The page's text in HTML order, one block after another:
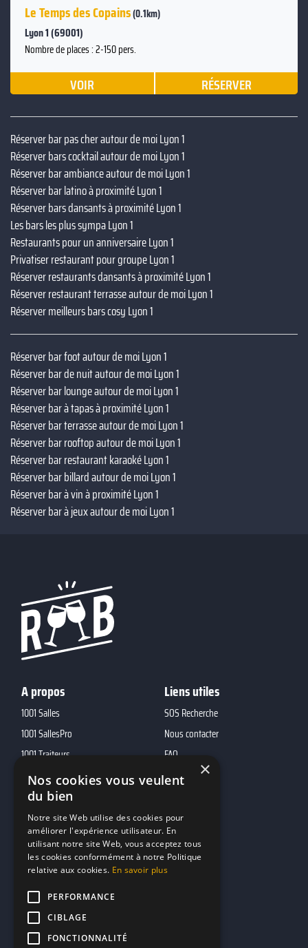
Le Temps des Copains(0.1km)
Lyon 1 (69001)
Nombre de places : 2-150 pers.
VOIR RÉSERVER
Réserver bar pas cher autour de moi Lyon 1
Réserver bars cocktail autour de moi Lyon 1
Réserver bar ambiance autour de moi Lyon 1
Réserver bar latino à proximité Lyon 1
Réserver bars dansants à proximité Lyon 1
Les bars les plus sympa Lyon 1
Restaurants pour un anniversaire Lyon 1
Privatiser restaurant pour groupe Lyon 1
Réserver restaurants dansants à proximité Lyon 1
Réserver restaurant terrasse autour de moi Lyon 1
Réserver meilleurs bars cosy Lyon 1
Réserver bar foot autour de moi Lyon 1
Réserver bar de nuit autour de moi Lyon 1
Réserver bar lounge autour de moi Lyon 1
Réserver bar à tapas à proximité Lyon 1
Réserver bar terrasse autour de moi Lyon 1
Réserver bar rooftop autour de moi Lyon 1
Réserver bar restaurant karaoké Lyon 1
Réserver bar billard autour de moi Lyon 1
Réserver bar à vin à proximité Lyon 1
Réserver bar à jeux autour de moi Lyon 1
A propos
1001 Salles
1001 SallesPro
1001 Traiteurs
1001 DJ
10h01
MP2
Liens utiles
SOS Recherche
Nous contacter
FAQ
Contacts
marketing@reserverunbar.fr
11 rue Maurice Grandcoing
94200 Ivry-sur-Seine
×
Nos cookies vous veulent
du bien
Notre site Web utilise des cookies pour
améliorer l'expérience utilisateur. En
utilisant notre site Web, vous acceptez tous
les cookies conformément à notre Politique
relative aux cookies. En savoir plus
PERFORMANCE
CIBLAGE
FONCTIONNALITÉ